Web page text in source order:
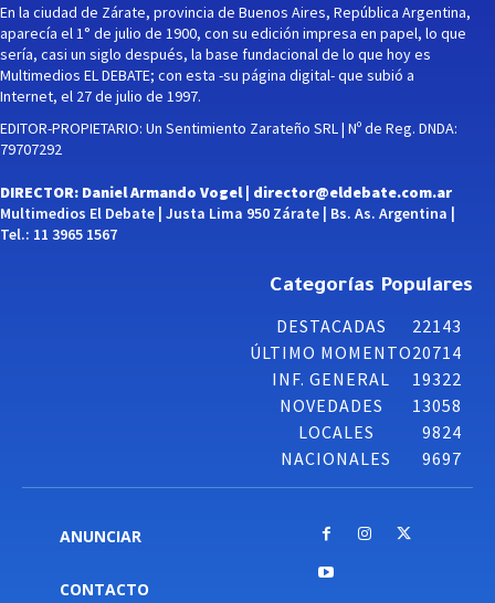
En la ciudad de Zárate, provincia de Buenos Aires, República Argentina,
aparecía el 1° de julio de 1900, con su edición impresa en papel, lo que
sería, casi un siglo después, la base fundacional de lo que hoy es
Multimedios EL DEBATE; con esta -su página digital- que subió a
Internet, el 27 de julio de 1997.
EDITOR-PROPIETARIO: Un Sentimiento Zarateño SRL | Nº de Reg. DNDA:
79707292
DIRECTOR: Daniel Armando Vogel | director@eldebate.com.ar
Multimedios El Debate | Justa Lima 950 Zárate | Bs. As. Argentina |
Tel.: 11 3965 1567
Categorías Populares
DESTACADAS
22143
ÚLTIMO MOMENTO20714
INF. GENERAL
19322
NOVEDADES
13058
LOCALES
9824
NACIONALES
9697
ANUNCIAR
CONTACTO